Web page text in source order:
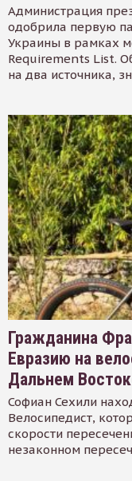
Администрация
одобрила первую
Украины в рамках
Requirements List.
на два источника,
Гражданина
Евразию на
Дальнем
Софиан Сехили
Велосипедист,
скорости
незаконном